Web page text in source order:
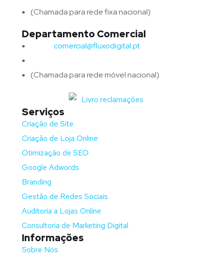
(Chamada para rede fixa nacional)
Departamento Comercial
comercial@fluxodigital.pt
(Chamada para rede móvel nacional)
Serviços
Criação de Site
Criação de Loja Online
Otimização de SEO
Google Adwords
Branding
Gestão de Redes Sociais
Auditoria a Lojas Online
Consultoria de Marketing Digital
Informações
Sobre Nós